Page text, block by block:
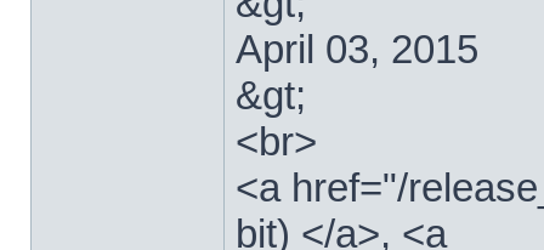
April 03, 2015
&gt;
<br>
<a href="/
bit) </a>, <a